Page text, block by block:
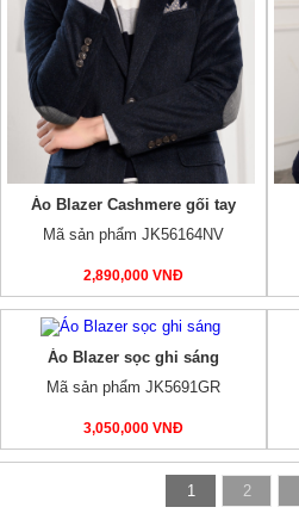
Áo Blazer Cashmere gối tay
Mã sản phẩm JK56164NV
2,890,000 VNĐ
Áo Blazer sọc ghi sáng
Mã sản phẩm JK5691GR
3,050,000 VNĐ
1 2